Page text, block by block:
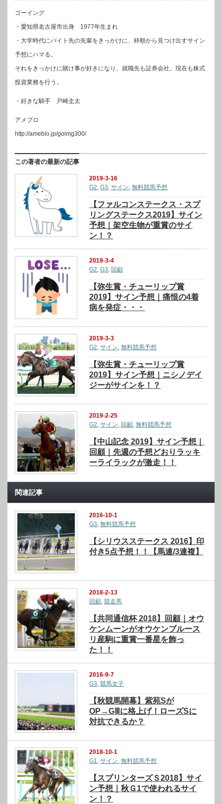
ゴーイング
・愛知県名古屋市出身 1977年生まれ
・大学時代にバイト先の先輩をきっかけに、枠順から見つけ出すサイン
予想にハマる。
それをきっかけに賭け事が好きになり、就職先も証券会社。現在も株式
投資業務を行う。
・好きな騎手 戸崎圭太
アメブロ
http://ameblo.jp/goimg300/
この著者の最新の記事
2019-3-16
G2,G3,サイン,無料競馬予想
【ファルコンステークス・スプ
リングステークス2019】サイン
予想｜架空生物が重賞のサイ
ン！？
2019-3-4
G2,G3, 回顧
【弥生賞・チューリップ賞
2019】サイン予想｜痛恨の4着
病を発症・・・
2019-3-3
G2,サイン,無料競馬予想
【弥生賞・チューリップ賞
2019】サイン予想｜ニシノデイ
ジーがサインを！？
2019-2-25
G2,サイン, 回顧,無料競馬予想
【中山記念 2019】サイン予想｜
回顧｜先週の予想どおりラッキ
ーライラックが激走！！
関連記事
2016-10-1
G3 ,無料競馬予想
【シリウスステークス 2016】印
付き5点予想！！【馬連/3連複】
2018-2-13
回顧,競走馬
【共同通信杯 2018】回顧｜オウ
ケンムーンがオウケンブルース
リ産駒に重賞一番星を飾っ
た！！
2016-9-7
G3,競馬女子
【秋競馬開幕】紫苑Sが
OP→GⅢに格上げ！ローズSに
対抗できるか？
2018-10-1
G1,サイン,無料競馬予想
【スプリンターズＳ2018】サイ
ン予想｜秋Ｇ1で使われるサイ
ン！？